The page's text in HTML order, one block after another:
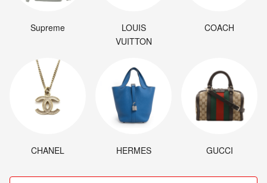
Supreme
LOUIS
VUITTON
COACH
CHANEL HERMES GUCCI